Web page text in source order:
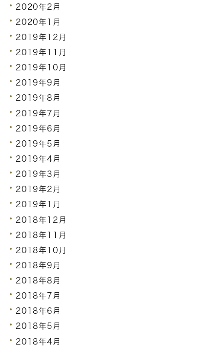
2020年2月
2020年1月
2019年12月
2019年11月
2019年10月
2019年9月
2019年8月
2019年7月
2019年6月
2019年5月
2019年4月
2019年3月
2019年2月
2019年1月
2018年12月
2018年11月
2018年10月
2018年9月
2018年8月
2018年7月
2018年6月
2018年5月
2018年4月